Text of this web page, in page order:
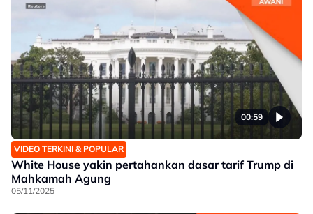
00:59
VIDEO TERKINI & POPULAR
White House yakin pertahankan dasar tarif Trump di
Mahkamah Agung
05/11/2025